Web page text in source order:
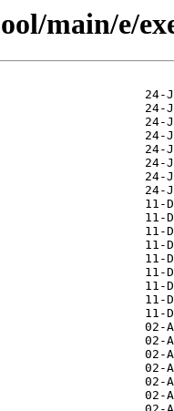
main/e/